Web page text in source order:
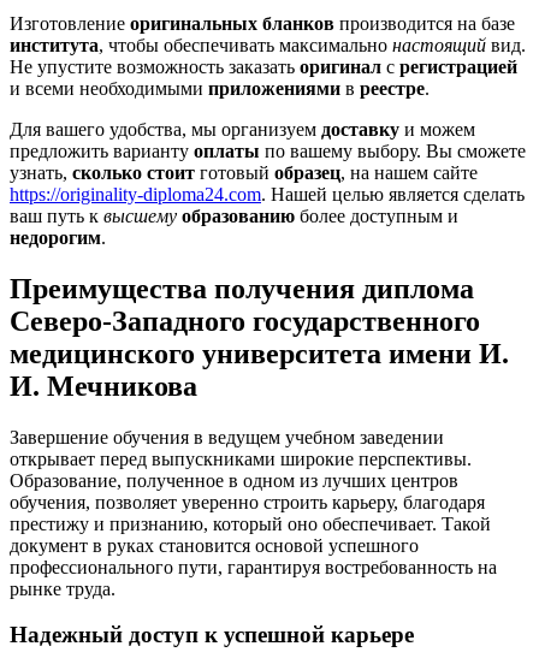
Изготовление оригинальных бланков производится на базе
института, чтобы обеспечивать максимально настоящий вид.
Не упустите возможность заказать оригинал с регистрацией
и всеми необходимыми приложениями в реестре.
Для вашего удобства, мы организуем доставку и можем
предложить варианту оплаты по вашему выбору. Вы сможете
узнать, сколько стоит готовый образец, на нашем сайте
https://originality-diploma24.com. Нашей целью является сделать
ваш путь к высшему образованию более доступным и
недорогим.
Преимущества получения диплома
Северо-Западного государственного
медицинского университета имени И.
И. Мечникова
Завершение обучения в ведущем учебном заведении
открывает перед выпускниками широкие перспективы.
Образование, полученное в одном из лучших центров
обучения, позволяет уверенно строить карьеру, благодаря
престижу и признанию, который оно обеспечивает. Такой
документ в руках становится основой успешного
профессионального пути, гарантируя востребованность на
рынке труда.
Надежный доступ к успешной карьере